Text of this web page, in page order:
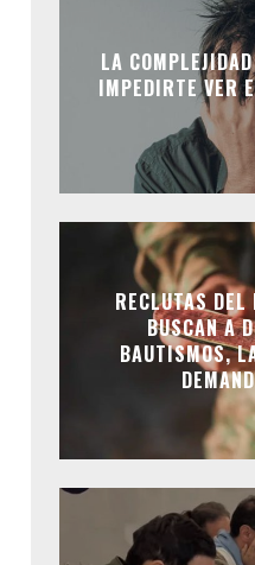
LA
IMPEDIRTE VER
RECLUTAS
BUSCAN A
BAUTISMOS,